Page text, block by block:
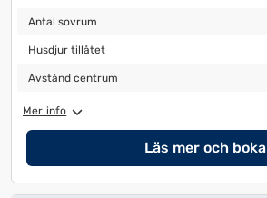
Antal sovrum
Antal sovrum
Husdjur tillåtet
Husdjur tillåtet
Avstånd centrum
Avstånd centrum
Mer info
Läs mer och boka